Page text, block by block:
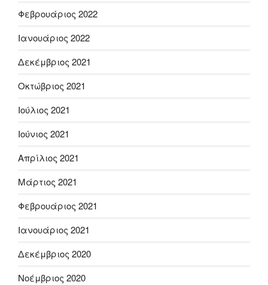
Φεβρουάριος 2022
Ιανουάριος 2022
Δεκέμβριος 2021
Οκτώβριος 2021
Ιούλιος 2021
Ιούνιος 2021
Απρίλιος 2021
Μάρτιος 2021
Φεβρουάριος 2021
Ιανουάριος 2021
Δεκέμβριος 2020
Νοέμβριος 2020